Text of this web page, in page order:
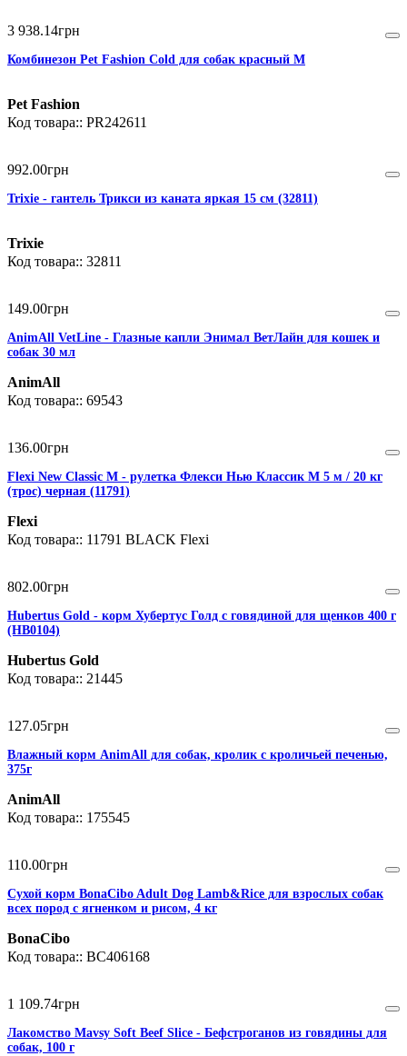
3 938.14грн
Комбинезон Pet Fashion Cold для собак красный M
Pet Fashion
PR242611
992.00грн
Trixie - гантель Трикси из каната яркая 15 см (32811)
Trixie
32811
149.00грн
AnimAll VetLine - Глазные капли Энимал ВетЛайн для кошек и
собак 30 мл
AnimAll
69543
136.00грн
Flexi New Classic М - рулетка Флекси Нью Классик М 5 м / 20 кг
(трос) черная (11791)
Flexi
11791 BLACK Flexi
802.00грн
Hubertus Gold - корм Хубертус Голд с говядиной для щенков 400 г
(HB0104)
Hubertus Gold
21445
127.05грн
Влажный корм AnimAll для собак, кролик с кроличьей печенью,
375г
AnimAll
175545
110.00грн
Сухой корм BonaCibo Adult Dog Lamb&Rice для взрослых собак
всех пород с ягненком и рисом, 4 кг
BonaCibo
BC406168
1 109.74грн
Лакомство Mavsy Soft Beef Slice - Бефстроганов из говядины для
собак, 100 г